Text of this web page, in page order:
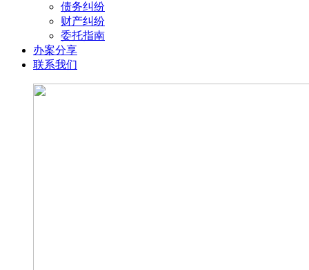
债务纠纷
财产纠纷
委托指南
办案分享
联系我们